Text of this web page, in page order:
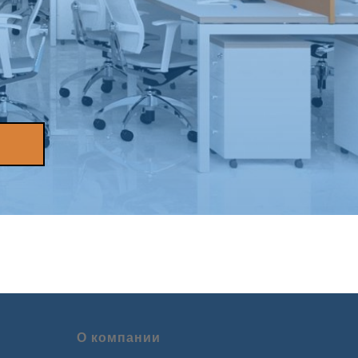
О компании